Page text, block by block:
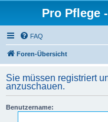
Pro Pflege
FAQ
Foren-Übersicht
Sie müssen registriert
anzuschauen.
Benutzername: